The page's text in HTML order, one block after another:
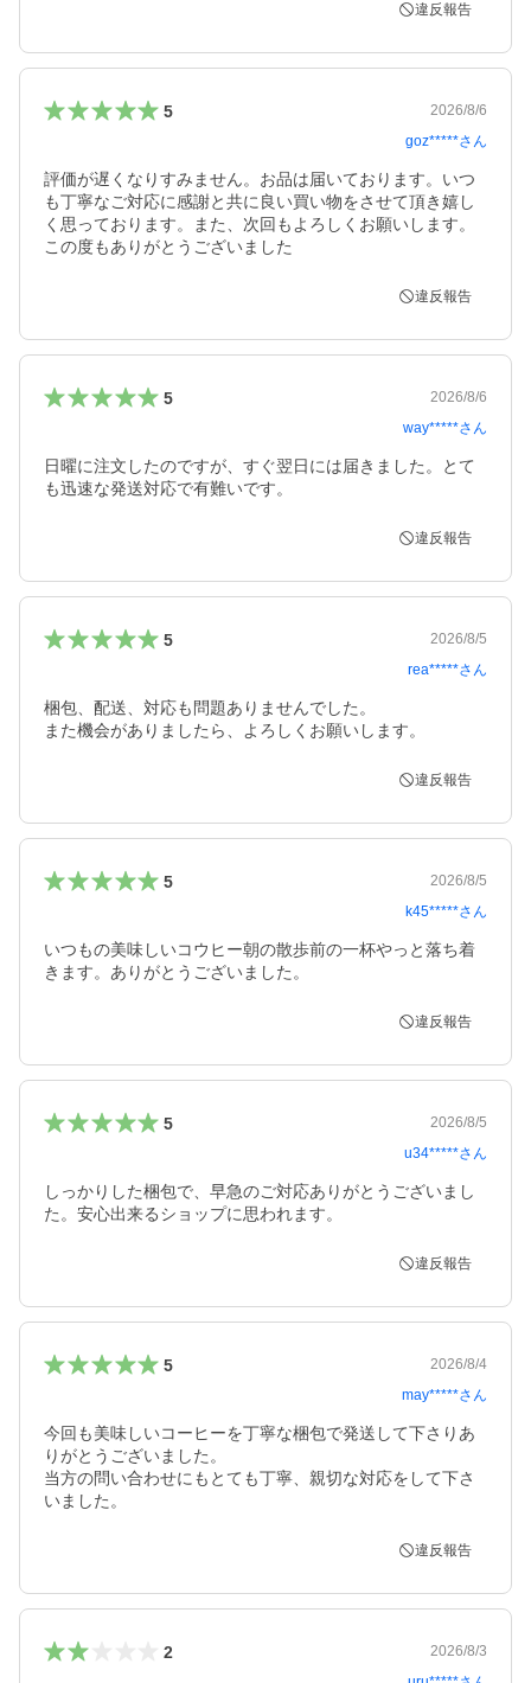
違反報告
5
2026/8/6
goz*****さん
評価が遅くなりすみません。お品は届いております。いつ
も丁寧なご対応に感謝と共に良い買い物をさせて頂き嬉し
く思っております。また、次回もよろしくお願いします。
この度もありがとうございました
違反報告
5
2026/8/6
way*****さん
日曜に注文したのですが、すぐ翌日には届きました。とて
も迅速な発送対応で有難いです。
違反報告
5
2026/8/5
rea*****さん
梱包、配送、対応も問題ありませんでした。
また機会がありましたら、よろしくお願いします。
違反報告
5
2026/8/5
k45*****さん
いつもの美味しいコウヒー朝の散歩前の一杯やっと落ち着
きます。ありがとうございました。
違反報告
5
2026/8/5
u34*****さん
しっかりした梱包で、早急のご対応ありがとうございまし
違反報告
5
2026/8/4
may*****さん
今回も美味しいコーヒーを丁寧な梱包で発送して下さりあ
りがとうございました。
当方の問い合わせにもとても丁寧、親切な対応をして下さ
いました。
違反報告
2
2026/8/3